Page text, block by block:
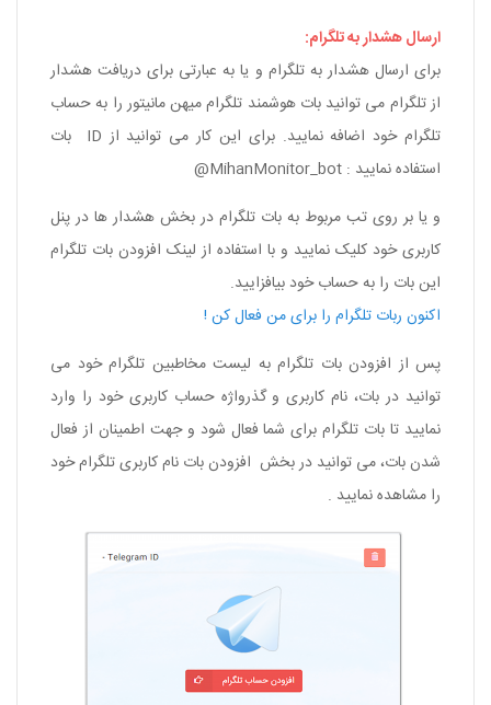
ارسال هشدار به تلگرام:
برای ارسال هشدار به تلگرام و یا به عبارتی برای دریافت هشدار
از تلگرام می توانید بات هوشمند تلگراممیهن مانیتور را به حساب
تلگرام خود اضافه نمایید. برای این کار می توانید از ID بات
استفاده نمایید : MihanMonitor_bot@
و یا بر روی تب مربوط به بات تلگرام در بخش هشدار ها در پنل
کاربری خود کلیک نمایید و با استفاده از لینک افزودن بات تلگرام
این بات را به حساب خود بیافزایید.
اکنون ربات تلگرام را برای من فعال کن !
پس از افزودن بات تلگرام به لیست مخاطبین تلگرام خود می
توانید در بات، نام کاربری و گذرواژه حساب کاربری خود را وارد
نمایید تا بات تلگرام برای شما فعال شود و جهت اطمینان از فعال
شدن بات، می توانید در بخش افزودن بات نام کاربری تلگرام خود
را مشاهده نمایید .